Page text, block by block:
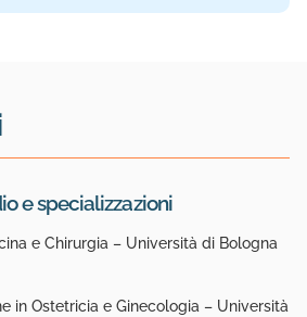
e specializzazioni
e Chirurgia – Università di Bologna
in Ostetricia e Ginecologia – Università